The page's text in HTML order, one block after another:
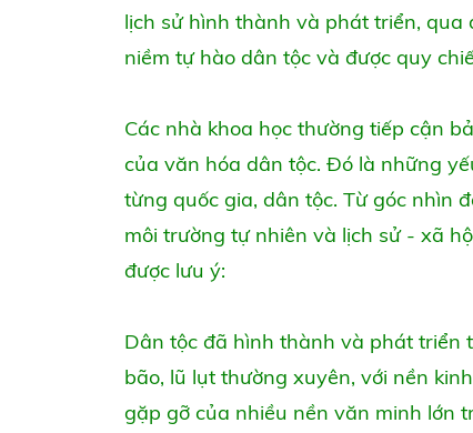
lịch sử hình thành và phát triển,
niềm tự hào dân tộc và được quy
Các nhà khoa học thường tiếp cận
của văn hóa dân tộc. Đó là những
từng quốc gia, dân tộc. Từ góc nhìn
môi trường tự nhiên và lịch sử - xã
được lưu ý:
Dân tộc đã hình thành và phát triển
bão, lũ lụt thường xuyên, với nền
gặp gỡ của nhiều nền văn minh lớn